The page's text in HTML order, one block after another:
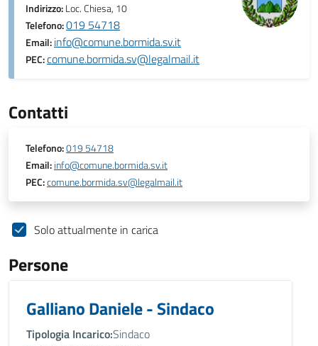
Indirizzo:Loc. Chiesa, 10
Telefono:019 54718
Email:info@comune.bormida.sv.it
PEC:comune.bormida.sv@legalmail.it
Contatti
Telefono:019 54718
Email:info@comune.bormida.sv.it
PEC:comune.bormida.sv@legalmail.it
Solo attualmente in carica
Persone
Galliano Daniele - Sindaco
Tipologia Incarico:Sindaco